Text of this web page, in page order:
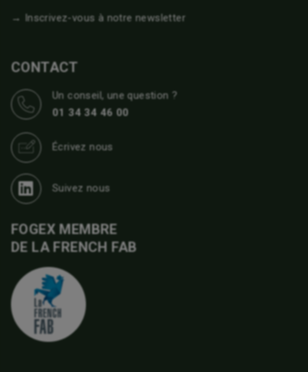
→ Inscrivez-vous à notre newsletter
CONTACT
Un conseil, une question ?
01 34 34 46 00
Écrivez nous
Suivez nous
FOGEX MEMBRE
DE LA FRENCH FAB